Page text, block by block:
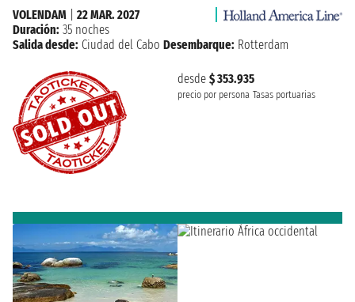
desde $ 353.935
precio por persona Tasas portuarias
VOLENDAM
22 MAR. 2027
Duración: 35 noches
Salida desde: Ciudad del Cabo Desembarque: Rotterdam